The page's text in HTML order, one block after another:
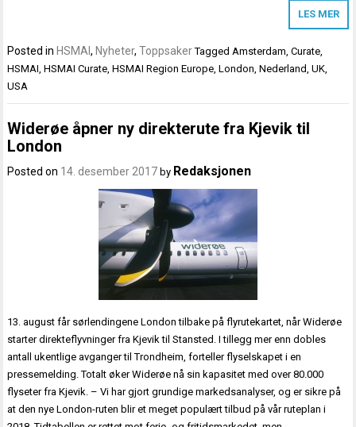
LES MER
Posted in HSMAI, Nyheter,Toppsaker TaggedAmsterdam,Curate,
HSMAI,HSMAI Curate,HSMAI Region Europe,London,Nederland,UK,
USA
Widerøe åpner ny direkterute fra Kjevik til
London
Posted on 14. desember 2017 by Redaksjonen
13. august får sørlendingene London tilbake på flyrutekartet, når Widerøe
starter direkteflyvninger fra Kjevik til Stansted. I tillegg mer enn dobles
antall ukentlige avganger til Trondheim, forteller flyselskapet i en
pressemelding. Totalt øker Widerøe nå sin kapasitet med over 80.000
flyseter fra Kjevik. – Vi har gjort grundige markedsanalyser, og er sikre på
at den nye London-ruten blir et meget populært tilbud på vår ruteplan i